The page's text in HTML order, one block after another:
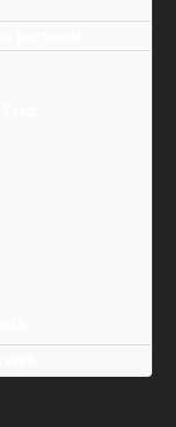
personal